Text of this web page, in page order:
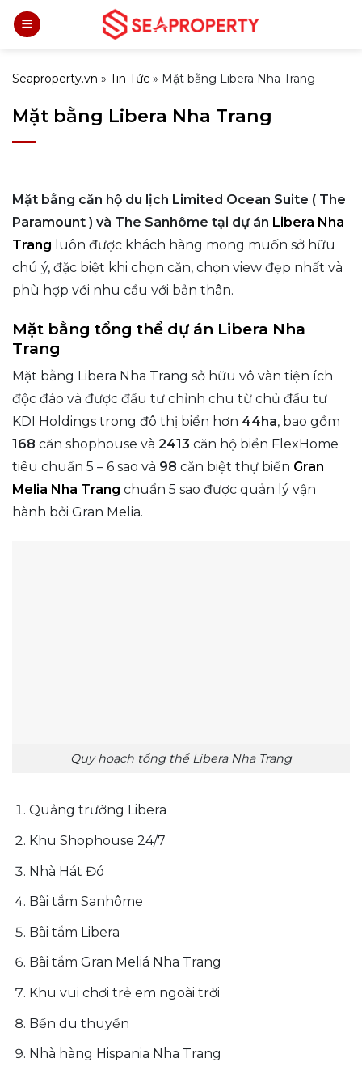
Bỏ
qua
dung
Seaproperty.vn » Tin Tức » Mặt bằng Libera Nha Trang
Mặt bằng Libera Nha Trang
Mặt bằng căn hộ du lịch Limited Ocean Suite ( The
Paramount ) và The Sanhôme tại dự án Libera Nha
Trang luôn được khách hàng mong muốn sở hữu
chú ý, đặc biệt khi chọn căn, chọn view đẹp nhất và
phù hợp với nhu cầu với bản thân.
Mặt bằng tổng thể dự án Libera Nha
Trang
Mặt bằng Libera Nha Trang sở hữu vô vàn tiện ích
độc đáo và được đầu tư chỉnh chu từ chủ đầu tư
KDI Holdings trong đô thị biển hơn 44ha, bao gồm
168 căn shophouse và 2413 căn hộ biển FlexHome
tiêu chuẩn 5 – 6 sao và 98 căn biệt thự biển Gran
Melia Nha Trang chuẩn 5 sao được quản lý vận
hành bởi Gran Melia.
Quy hoạch tổng thể Libera Nha Trang
Quảng trường Libera
Khu Shophouse 24/7
Nhà Hát Đó
Bãi tắm Sanhôme
Bãi tắm Libera
Bãi tắm Gran Meliá Nha Trang
Khu vui chơi trẻ em ngoài trời
Bến du thuyền
Nhà hàng Hispania Nha Trang